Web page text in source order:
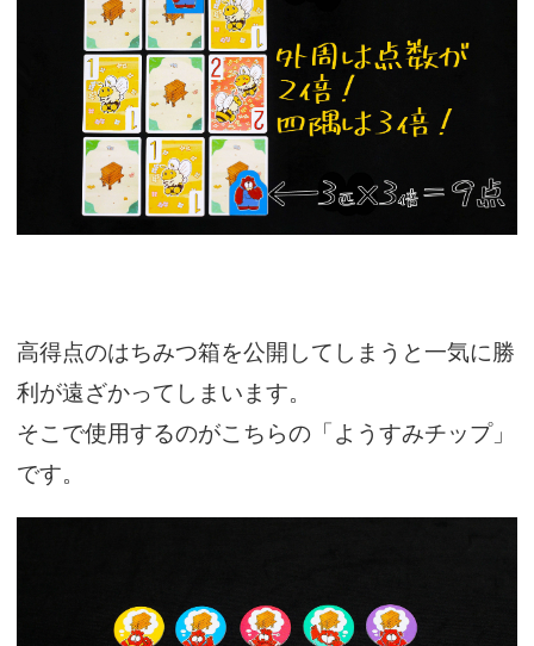
高得点のはちみつ箱を公開してしまうと一気に勝
利が遠ざかってしまいます。
そこで使用するのがこちらの「ようすみチップ」
です。